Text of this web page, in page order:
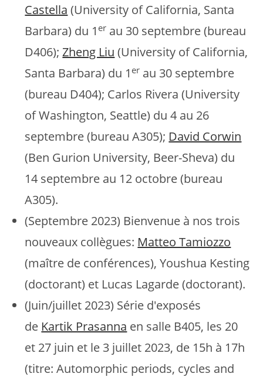
Castella (University of California, Santa
Barbara) du 1 er au 30 septembre (bureau
D406);Zheng Liu (University of California,
Santa Barbara) du 1 er au 30 septembre
(bureau D404); Carlos Rivera (University
of Washington, Seattle) du 4 au 26
septembre (bureau A305); David Corwin
(Ben Gurion University, Beer-Sheva) du
14 septembre au 12 octobre (bureau
A305).
(Septembre 2023) Bienvenue à nos trois
nouveaux collègues: Matteo Tamiozzo
(maître de conférences), Youshua Kesting
(doctorant) et Lucas Lagarde (doctorant).
(Juin/juillet 2023) Série d'exposés
de Kartik Prasanna en salle B405, les 20
et 27 juin et le 3 juillet 2023, de 15h à 17h
(titre: Automorphic periods, cycles and